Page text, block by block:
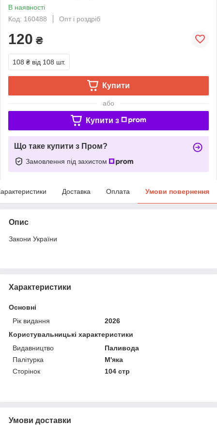
В наявності
Код: 160488
Опт і роздріб
120 ₴
108 ₴ від 108 шт.
Купити
або
Купити з
Що таке купити з Пром?
Замовлення під захистом
Доставка Оплата Умови повернення
Опис
Закони України
Характеристики
Основні
Рік видання
2026
Користувальницькі характеристики
Видавництво
Паливода
Палітурка
М'яка
Сторінок
104 стр
Умови доставки